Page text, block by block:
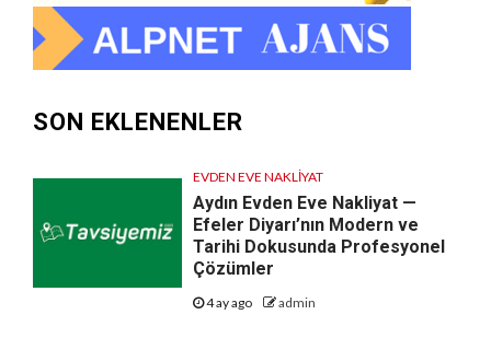
SON EKLENENLER
EVDEN EVE NAKLIYAT
Aydın Evden Eve Nakliyat —
Efeler Diyarı’nın Modern ve
Tarihi Dokusunda Profesyonel
Çözümler
4 ay ago admin